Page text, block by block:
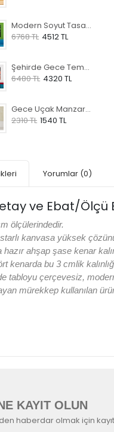
Modern Soyut Tasarım 12 Temalı Kanvas Tablo
6768 TL 4512 TL
Şehirde Gece Temalı Kanvas Tablo
6480 TL 4320 TL
Gece Uçak Manzaralı Kanvas Tablo
2310 TL 1540 TL
Yorumlar (0)
ve Ebat/Ölçü
ölçülerindedir.
kanvasa yüksek
hazır ahşap şase kenar
kenarda bu 3 cmlik
tabloyu çerçevesiz,
mürekkep kullanılan
KAYIT OLUN
haberdar olmak için